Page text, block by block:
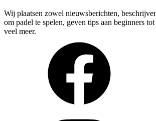
Wij plaatsen zowel nieuwsberichten,
om padel te spelen, geven tips aan beginners
veel meer.